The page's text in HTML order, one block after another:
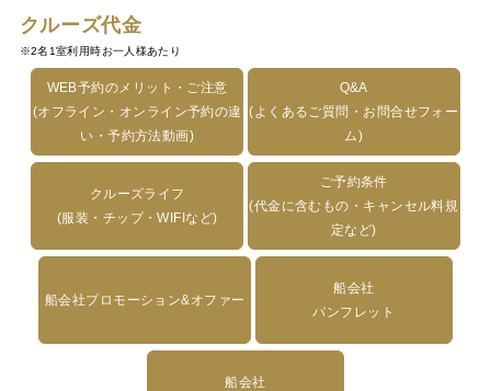
クルーズ代金
※2名1室利用時お一人様あたり
WEB予約のメリット・ご注意
(オフライン・オンライン予約の違
い・予約方法動画)
Q&A
(よくあるご質問・お問合せフォー
ム)
クルーズライフ
(服装・チップ・WIFIなど)
ご予約条件
(代金に含むもの・キャンセル料規
定など)
船会社プロモーション&オファー
船会社
パンフレット
船会社